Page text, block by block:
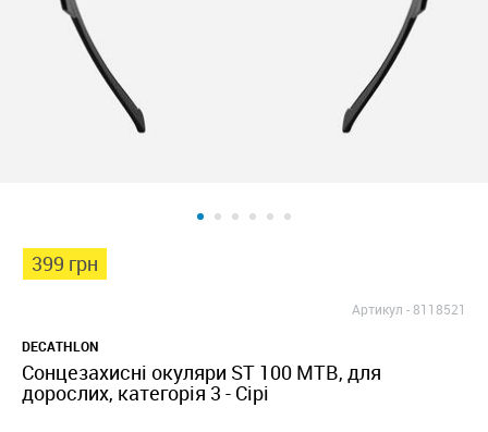
399 грн
Артикул -8118521
DECATHLON
Сонцезахисні окуляри ST 100 MTB, для
дорослих, категорія 3 - Сірі